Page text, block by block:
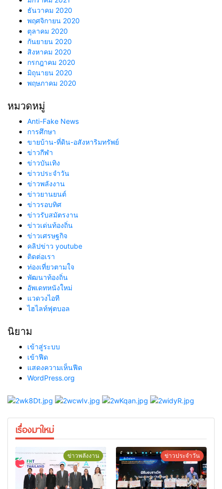
ธันวาคม 2020
พฤศจิกายน 2020
ตุลาคม 2020
กันยายน 2020
สิงหาคม 2020
กรกฎาคม 2020
มิถุนายน 2020
พฤษภาคม 2020
หมวดหมู่
Anti-Fake News
การศึกษา
ขายบ้าน-ที่ดิน-อสังหาริมทรัพย์
ข่าวกีฬา
ข่าวบันเทิง
ข่าวประจำวัน
ข่าวพลังงาน
ข่าวยานยนต์
ข่าวรอบทิศ
ข่าวรับสมัตรงาน
ข่าวเด่นท้องถิ่น
ข่าวเศรษฐกิจ
คลิปข่าว youtube
ติดต่อเรา
ท่องเที่ยวตามใจ
พัฒนาท้องถิ่น
อัพเดทหนังใหม่
แวดวงไอที
ไฮไลท์ฟุตบอล
นิยาม
เข้าสู่ระบบ
เข้าฟีด
แสดงความเห็นฟีด
WordPress.org
เรื่องมาใหม่
ข่าวพลังงาน ข่าวประจำวัน